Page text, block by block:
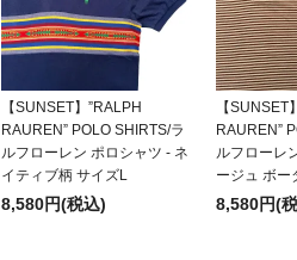
【SUNSET】”RALPH
RAUREN” POLO SHIRTS/ラ
ルフローレン ポロシャツ - ネ
イティブ柄 サイズL
8,580円(税込)
【SUNSET
RAUREN”
ルフローレ
ージュ ボー
8,580円(